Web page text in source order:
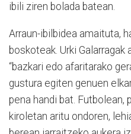
ibili ziren bolada batean.
Arraun-ibilbidea amaituta,
boskoteak. Urki Galarragak
“bazkari edo afaritarako
gustura egiten genuen
pena handi bat. Futbolean,
kiroletan aritu ondoren,